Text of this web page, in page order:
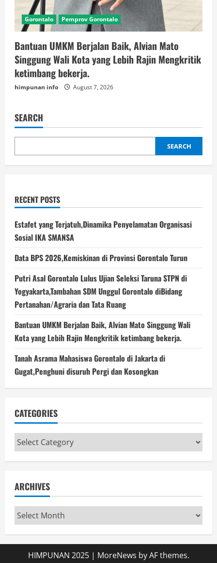
Gorontalo Pemprov Gorontalo
Bantuan UMKM Berjalan Baik, Alvian Mato
Singgung Wali Kota yang Lebih Rajin Mengkritik
ketimbang bekerja.
himpunan info August 7, 2026
SEARCH
SEARCH
RECENT POSTS
Estafet yang Terjatuh,Dinamika Penyelamatan Organisasi
Sosial IKA SMANSA
Data BPS 2026,Kemiskinan di Provinsi Gorontalo Turun
Putri Asal Gorontalo Lulus Ujian Seleksi Taruna STPN di
Yogyakarta,Tambahan SDM Unggul Gorontalo diBidang
Pertanahan/Agraria dan Tata Ruang
Bantuan UMKM Berjalan Baik, Alvian Mato Singgung Wali
Kota yang Lebih Rajin Mengkritik ketimbang bekerja.
Tanah Asrama Mahasiswa Gorontalo di Jakarta di
Gugat,Penghuni disuruh Pergi dan Kosongkan
CATEGORIES
Categories
ARCHIVES
Archives
HIMPUNAN 2025 | MoreNews by AF themes.